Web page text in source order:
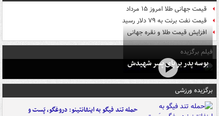
قیمت جهانی طلا امروز ۱۵ مرداد
قیمت نفت برنت به ۷۹ دلار رسید
افزایش قیمت طلا و نقره جهانی
فیلم برگزیده
بوسه‌ پدر بر پای پسر شهیدش
برگزیده ورزشی
حمله تند فیگو به اینفانتینو: دروغگو، پَست‌ و